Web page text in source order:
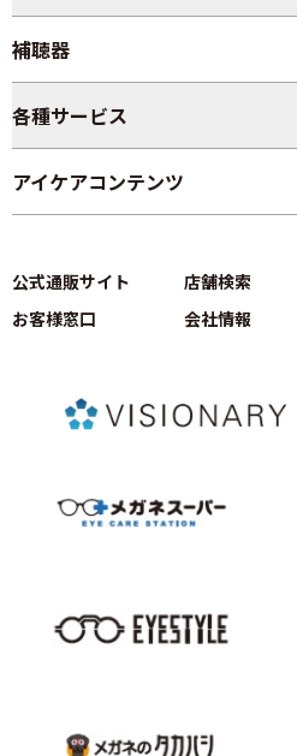
補聴器
各種サービス
アイケアコンテンツ
公式通販サイト 店舗検索
お客様窓口
会社情報